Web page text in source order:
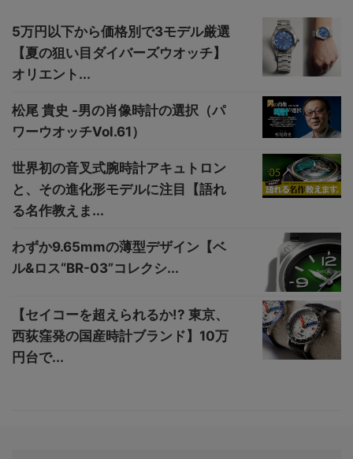
5万円以下から価格別で3モデル厳選
【夏の狙い目ダイバーズウオッチ】
オリエント...
松尾 貴史 -男の肖像時計の選択（パ
ワーウオッチVol.61）
世界初の音叉式腕時計アキュトロン
と、その進化形モデルに注目【語れ
る名作教えま...
わずか9.65mmの薄型デザイン【ベ
ル&ロス“BR-03”コレクシ...
【セイコーを超えられるか!? 東京、
西荻窪発の国産時計ブランド】10万
円台で...